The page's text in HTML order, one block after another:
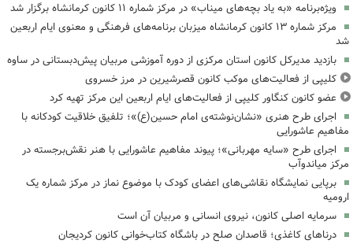
ویژه‌برنامه «به یاد بچه‌های میناب» در مرکز شماره ۱۱ کانون کرمانشاه برگزار شد
مرکز شماره ۱۳ کانون کرمانشاه میزبان برنامه‌های فرهنگی و معنوی ایام اربعین
شد
بازدید مدیرکل کانون استان مرکزی از دوره آموزشی مربیان پیش‌دبستانی در ساوه
کلیپی از فعالیت‌های موکب کانون قصرشیرین در مرز خسروی
عضو کانون کنگاور کلیپی از فعالیت‌های ایام اربعین این مرکز تهیه کرد
اجرای طرح هنری «نشان‌نوشته‌ی امام حسین(ع)»؛ تلفیق خلاقیت کودکانه با
مفاهیم عاشورایی
اجرای طرح «سایه مهربانی»؛ پیوند مفاهیم عاشورایی با هنر نقش‌برجسته در
مرکز میاندوآب
برپایی نمایشگاه نقاشی‌های اعضای کودک با موضوع نماز در مرکز شماره یک
ارومیه
سرمایه اصلی کانون، نیروی انسانی و مربیان آن است
درناهای کاغذی؛ قاصدان صلح در باشگاه کتاب‌خوانی کانون کردیجان